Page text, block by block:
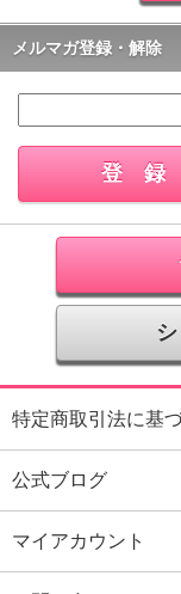
メルマガ登録・解除
特定商取引法に基
公式ブログ
マイアカウント